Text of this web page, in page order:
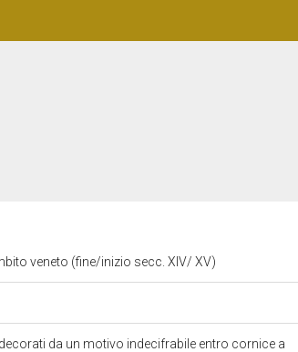
veneto (fine/inizio secc. XIV/ XV)
da un motivo indecifrabile entro cornice a